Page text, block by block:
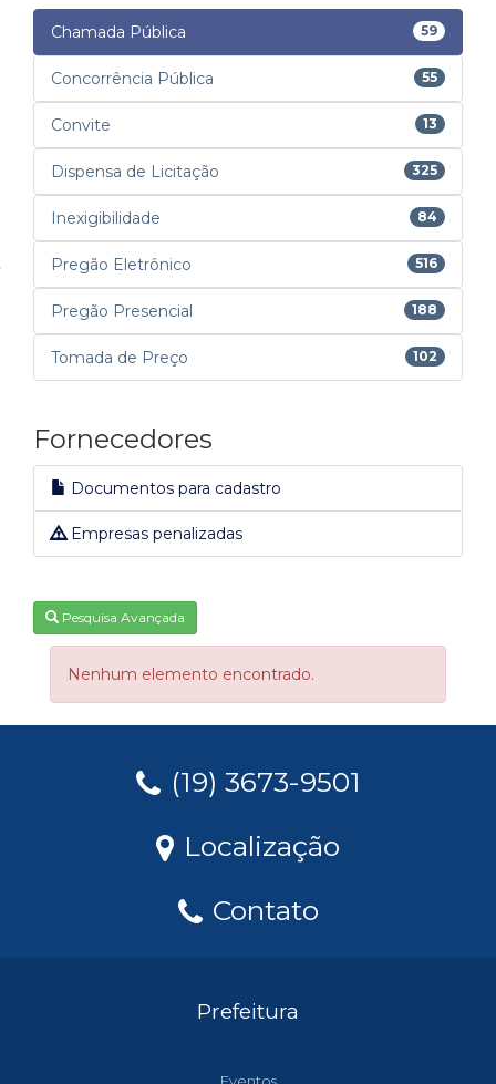
Chamada Pública 59
Concorrência Pública 55
Convite 13
Dispensa de Licitação 325
Inexigibilidade 84
Pregão Eletrônico 516
Pregão Presencial 188
Tomada de Preço 102
Fornecedores
Documentos para cadastro
Empresas penalizadas
Pesquisa Avançada
Nenhum elemento encontrado.
(19) 3673-9501
Localização
Contato
Prefeitura